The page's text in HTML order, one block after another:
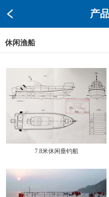
产
休闲渔船
7.8米休闲垂钓船